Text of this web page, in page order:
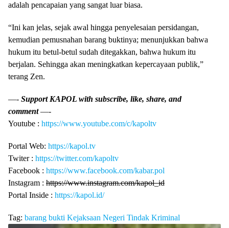
adalah pencapaian yang sangat luar biasa.
“Ini kan jelas, sejak awal hingga penyelesaian persidangan,
kemudian pemusnahan barang buktinya; menunjukkan bahwa
hukum itu betul-betul sudah ditegakkan, bahwa hukum itu
berjalan. Sehingga akan meningkatkan kepercayaan publik,”
terang Zen.
—- Support KAPOL with subscribe, like, share, and
comment—-
Youtube : https://www.youtube.com/c/kapoltv
Portal Web: https://kapol.tv
Twiter : https://twitter.com/kapoltv
Facebook : https://www.facebook.com/kabar.pol
Instagram : https://www.instagram.com/kapol_id
Portal Inside : https://kapol.id/
Tag: barang bukti Kejaksaan Negeri Tindak Kriminal